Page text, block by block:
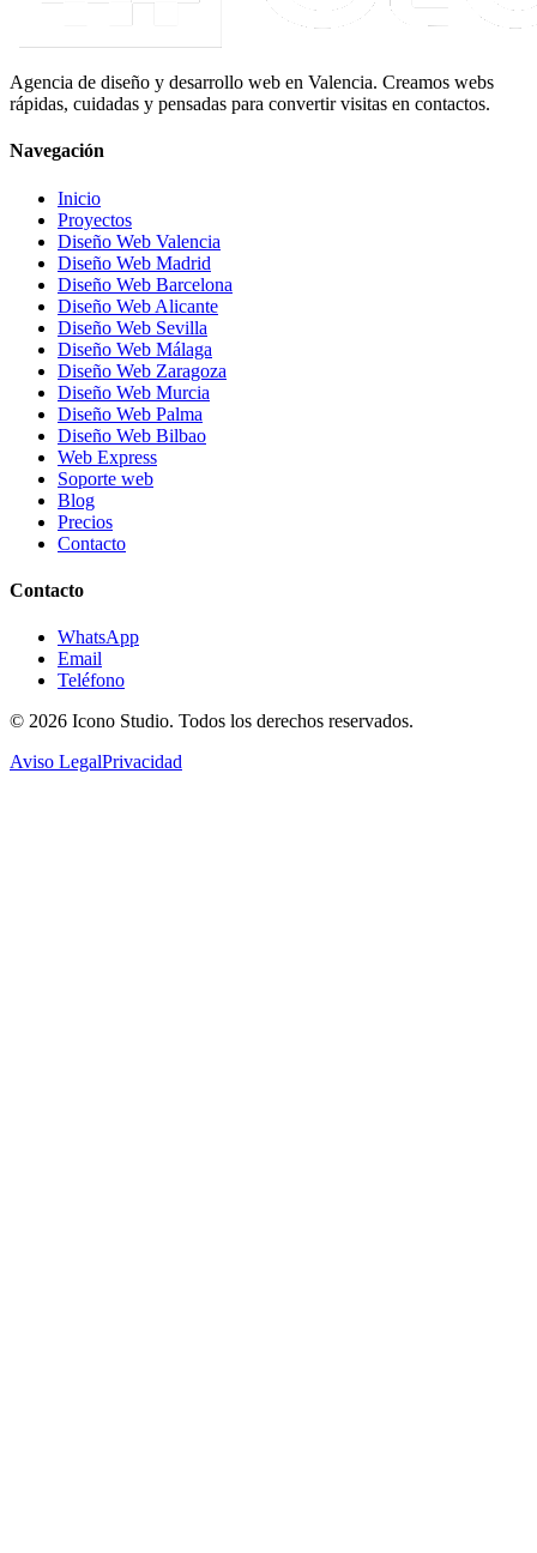
Agencia de diseño y desarrollo web en Valencia. Creamos webs
rápidas, cuidadas y pensadas para convertir visitas en contactos.
Navegación
Inicio
Proyectos
Diseño Web Valencia
Diseño Web Madrid
Diseño Web Barcelona
Diseño Web Alicante
Diseño Web Sevilla
Diseño Web Málaga
Diseño Web Zaragoza
Diseño Web Murcia
Diseño Web Palma
Diseño Web Bilbao
Web Express
Soporte web
Blog
Precios
Contacto
Contacto
WhatsApp
Email
Teléfono
© 2026 Icono Studio. Todos los derechos reservados.
Aviso LegalPrivacidad